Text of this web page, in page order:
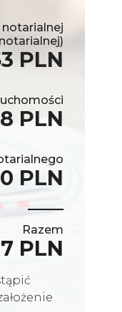
PLN
PLN
PLN
Razem
PLN